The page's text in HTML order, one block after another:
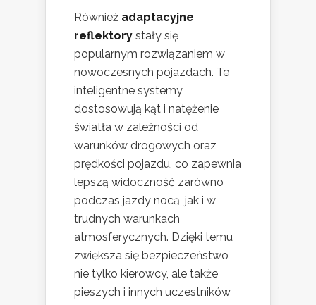
Również adaptacyjne
reflektory stały się
popularnym rozwiązaniem w
nowoczesnych pojazdach. Te
inteligentne systemy
dostosowują kąt i natężenie
światła w zależności od
warunków drogowych oraz
prędkości pojazdu, co zapewnia
lepszą widoczność zarówno
podczas jazdy nocą, jak i w
trudnych warunkach
atmosferycznych. Dzięki temu
zwiększa się bezpieczeństwo
nie tylko kierowcy, ale także
pieszych i innych uczestników